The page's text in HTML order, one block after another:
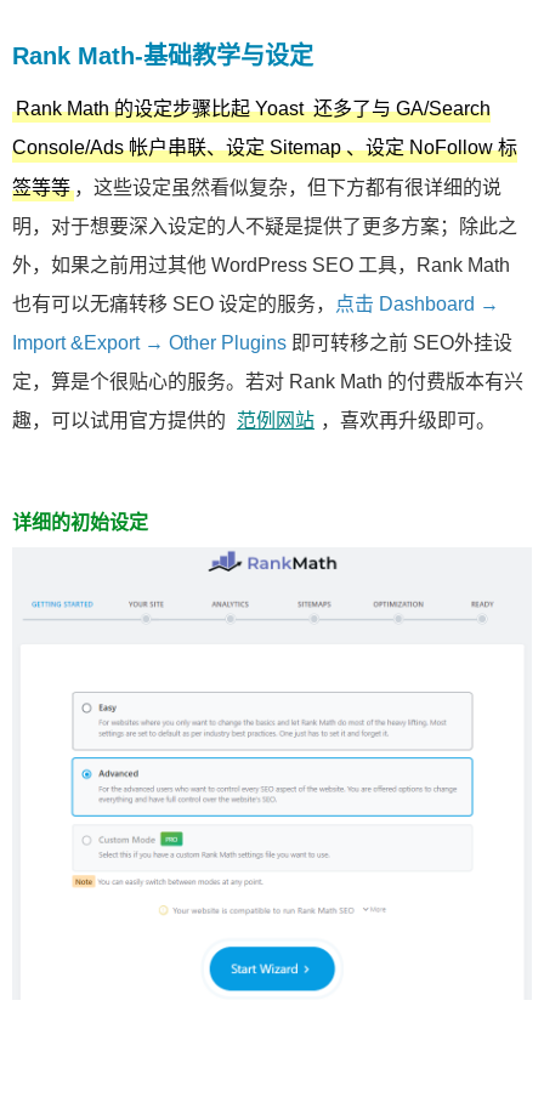
Rank Math-基础教学与设定
Rank Math 的设定步骤比起 Yoast 还多了与 GA/Search
Console/Ads 帐户串联、设定 Sitemap 、设定 NoFollow 标
签等等 ，这些设定虽然看似复杂，但下方都有很详细的说
明，对于想要深入设定的人不疑是提供了更多方案；除此之
外，如果之前用过其他 WordPress SEO 工具，Rank Math
也有可以无痛转移 SEO 设定的服务，
点击 Dashboard →
Import &Export → Other Plugins 即可转移之前 SEO外挂设
定，算是个很贴心的服务。若对 Rank Math 的付费版本有兴
趣，可以试用官方提供的
范例网站 ，喜欢再升级即可。
详细的初始设定